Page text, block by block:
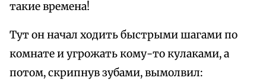
такие времена!
Тут он начал ходить быстрыми шагами по
комнате и угрожать кому-то кулаками, а
потом, скрипнув зубами, вымолвил: